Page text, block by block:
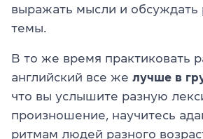
выражать мысли и обсуждать
темы.
В то же время практиковать
английский все же лучше в
что вы услышите разную
произношение, научитесь
ритмам людей разного